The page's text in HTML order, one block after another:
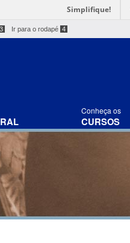
Simplifique!
3 Ir para o rodapé 4
Conheça os
CURSOS